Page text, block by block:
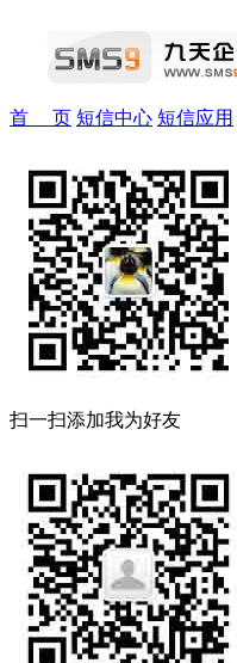
首 页 短信中心 短信应用
扫一扫添加我为好友